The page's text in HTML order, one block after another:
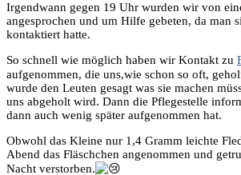
Irgendwann gegen 19 Uhr wurden wir von
angesprochen und um Hilfe gebeten, da man
kontaktiert hatte.
So schnell wie möglich haben wir Kontakt zu
aufgenommen, die uns,wie schon so oft,
wurde den Leuten gesagt was sie machen
uns abgeholt wird. Dann die Pflegestelle
dann auch wenig später aufgenommen hat.
Obwohl das Kleine nur 1,4 Gramm leichte
Abend das Fläschchen angenommen und
Nacht verstorben.